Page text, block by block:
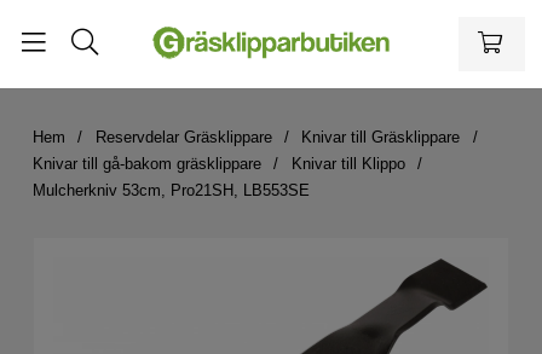
Hem Reservdelar Gräsklippare
Knivar till Gräsklippare
Knivar till gå-bakom gräsklippare
Knivar till Klippo
Mulcherkniv 53cm, Pro21SH, LB553SE